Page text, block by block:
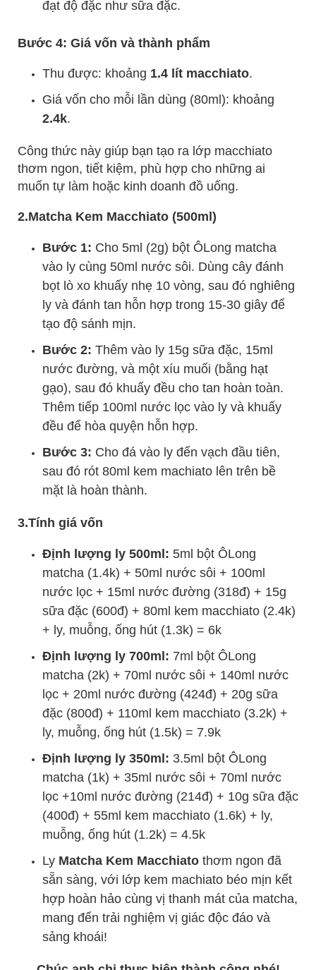
đạt độ đặc như sữa đặc.
Bước 4: Giá vốn và thành phẩm
Thu được: khoảng 1.4 lít macchiato.
Giá vốn cho mỗi lần dùng (80ml): khoảng
2.4k.
Công thức này giúp bạn tạo ra lớp macchiato
thơm ngon, tiết kiệm, phù hợp cho những ai
muốn tự làm hoặc kinh doanh đồ uống.
2.Matcha Kem Macchiato (500ml)
Bước 1: Cho 5ml (2g) bột ÔLong matcha
vào ly cùng 50ml nước sôi. Dùng cây đánh
bọt lò xo khuấy nhẹ 10 vòng, sau đó nghiêng
ly và đánh tan hỗn hợp trong 15-30 giây để
tạo độ sánh mịn.
Bước 2: Thêm vào ly 15g sữa đặc, 15ml
nước đường, và một xíu muối (bằng hạt
gạo), sau đó khuấy đều cho tan hoàn toàn.
Thêm tiếp 100ml nước lọc vào ly và khuấy
đều để hòa quyện hỗn hợp.
Bước 3: Cho đá vào ly đến vạch đầu tiên,
sau đó rót 80ml kem machiato lên trên bề
mặt là hoàn thành.
3.Tính giá vốn
Định lượng ly 500ml: 5ml bột ÔLong
matcha (1.4k) + 50ml nước sôi + 100ml
nước lọc + 15ml nước đường (318đ) + 15g
sữa đặc (600đ) + 80ml kem macchiato (2.4k)
+ ly, muỗng, ống hút (1.3k) = 6k
Định lượng ly 700ml: 7ml bột ÔLong
matcha (2k) + 70ml nước sôi + 140ml nước
lọc + 20ml nước đường (424đ) + 20g sữa
đặc (800đ) + 110ml kem macchiato (3.2k) +
ly, muỗng, ống hút (1.5k) = 7.9k
Định lượng ly 350ml: 3.5ml bột ÔLong
matcha (1k) + 35ml nước sôi + 70ml nước
lọc +10ml nước đường (214đ) + 10g sữa đặc
(400đ) + 55ml kem macchiato (1.6k) + ly,
muỗng, ống hút (1.2k) = 4.5k
Ly Matcha Kem Macchiato thơm ngon đã
sẵn sàng, với lớp kem machiato béo mịn kết
hợp hoàn hảo cùng vị thanh mát của matcha,
mang đến trải nghiệm vị giác độc đáo và
sảng khoái!